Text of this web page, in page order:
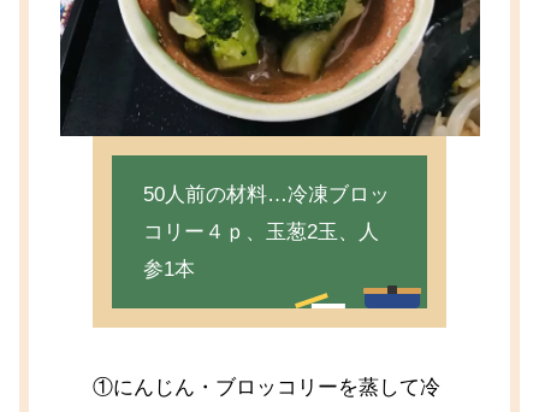
50人前の材料…冷凍ブロッ
コリー４ｐ、玉葱2玉、人
参1本
①にんじん・ブロッコリーを蒸して冷